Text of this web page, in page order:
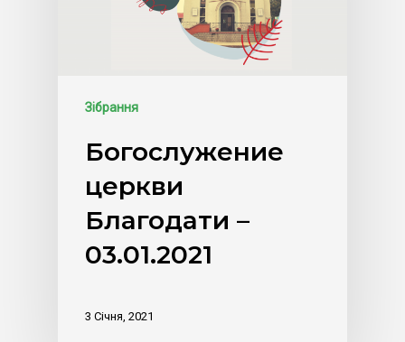
Зібрання
Богослужение
церкви
Благодати –
03.01.2021
3 Січня, 2021